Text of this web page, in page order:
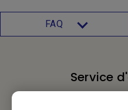
FAQ
Service